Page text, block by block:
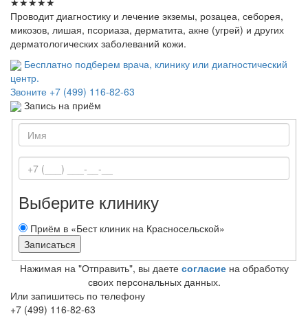
Проводит диагностику и лечение экземы, розацеа, себорея,
микозов, лишая, псориаза, дерматита, акне (угрей) и других
дерматологических заболеваний кожи.
Бесплатно подберем врача, клинику или диагностический
центр.
Звоните +7 (499) 116-82-63
Запись на приём
Выберите клинику
Приём в «Бест клиник на Красносельской»
Нажимая на "Отправить", вы даете согласиена обработку
своих персональных данных.
Или запишитесь по телефону
+7 (499) 116-82-63